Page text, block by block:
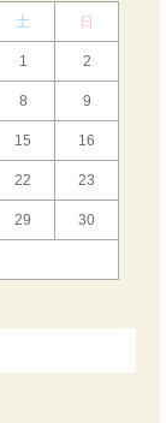
土 日
1 2
8 9
15 16
22 23
29 30